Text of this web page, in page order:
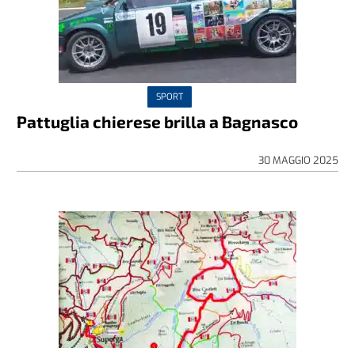
SPORT
Pattuglia chierese brilla a Bagnasco
30 MAGGIO 2025